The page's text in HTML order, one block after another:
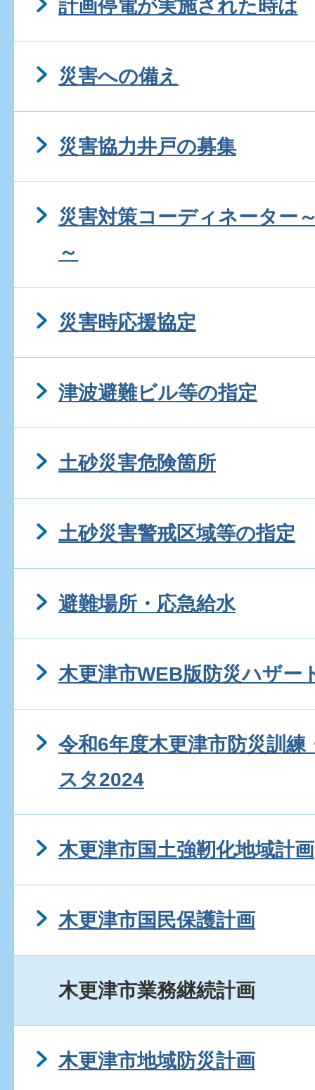
計画停電が実施された時は
災害への備え
災害協力井戸の募集
災害対策コーディネーター
～
災害時応援協定
津波避難ビル等の指定
土砂災害危険箇所
土砂災害警戒区域等の指定
避難場所・応急給水
木更津市WEB版防災ハザー
令和6年度木更津市防災訓
スタ2024
木更津市国土強靭化地域計画
木更津市国民保護計画
木更津市業務継続計画
木更津市地域防災計画